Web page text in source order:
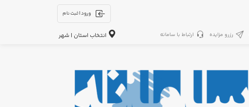
ورود | ثبت نام
رزرو مزایده ارتباط با سامانه انتخاب استان | شهر